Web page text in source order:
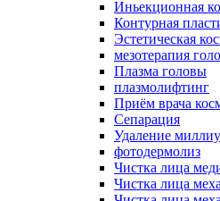
Иньекционная
Контурная
Эстетическая
мезотерапия
Плазма головы
плазмолифтинг
Приём врача
Сепарация
Удаление
фотодермолиз
Чистка лица
Чистка лица